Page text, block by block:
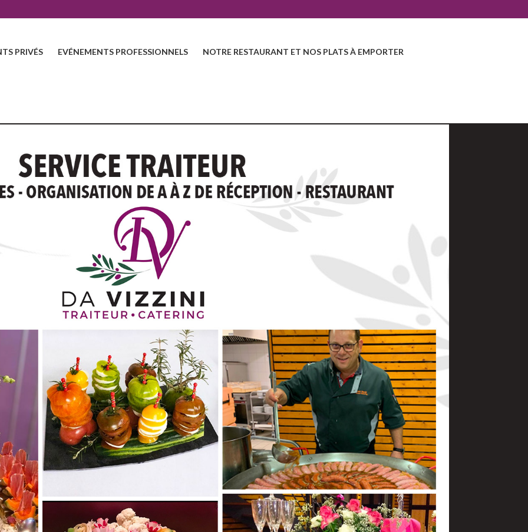
PRIVÉS EVÉNEMENTS PROFESSIONNELS NOTRE RESTAURANT ET NOS PLATS À EMPORTER